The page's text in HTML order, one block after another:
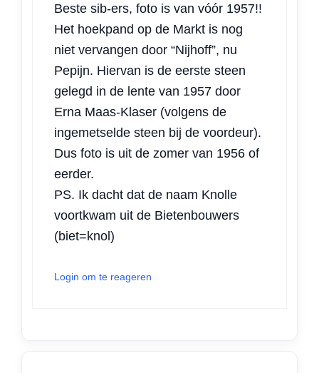
Beste sib-ers, foto is van vóór 1957!!
Het hoekpand op de Markt is nog
niet vervangen door “Nijhoff”, nu
Pepijn. Hiervan is de eerste steen
gelegd in de lente van 1957 door
Erna Maas-Klaser (volgens de
ingemetselde steen bij de voordeur).
Dus foto is uit de zomer van 1956 of
eerder.
PS. Ik dacht dat de naam Knolle
voortkwam uit de Bietenbouwers
(biet=knol)
Login om te reageren